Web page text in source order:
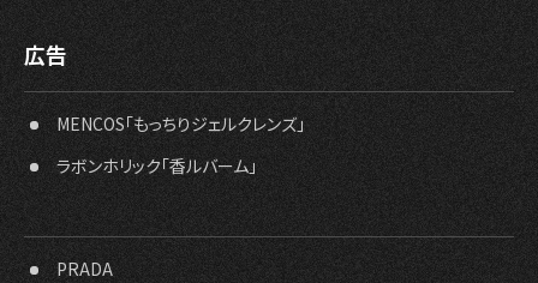
広告
MENCOS「もっちりジェルクレンズ」
ラボンホリック「香ルバーム」
PRADA